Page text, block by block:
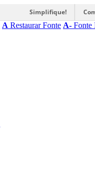
Simplifique!
A Restaurar Fonte A- Fonte